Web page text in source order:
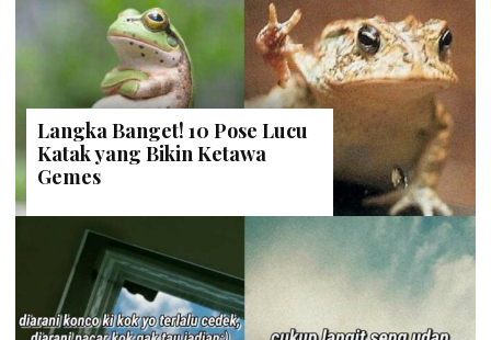
Langka Banget! 10 Pose Lucu
Katak yang Bikin Ketawa
Gemes